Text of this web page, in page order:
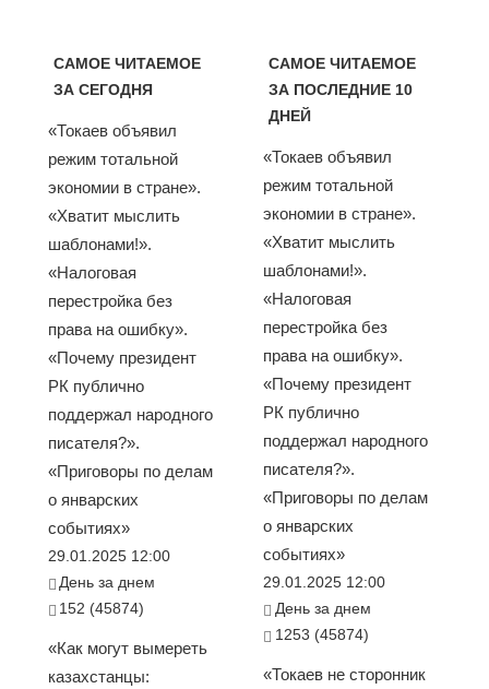
САМОЕ ЧИТАЕМОЕ
ЗА СЕГОДНЯ
«Токаев объявил
режим тотальной
экономии в стране».
«Хватит мыслить
шаблонами!».
«Налоговая
перестройка без
права на ошибку».
«Почему президент
РК публично
поддержал народного
писателя?».
«Приговоры по делам
о январских
событиях»
29.01.2025 12:00
День за днем
152 (45874)
«Как могут вымереть
казахстанцы:
САМОЕ ЧИТАЕМОЕ
ЗА ПОСЛЕДНИЕ 10
ДНЕЙ
«Токаев объявил
режим тотальной
экономии в стране».
«Хватит мыслить
шаблонами!».
«Налоговая
перестройка без
права на ошибку».
«Почему президент
РК публично
поддержал народного
писателя?».
«Приговоры по делам
о январских
событиях»
29.01.2025 12:00
День за днем
1253 (45874)
«Токаев не сторонник